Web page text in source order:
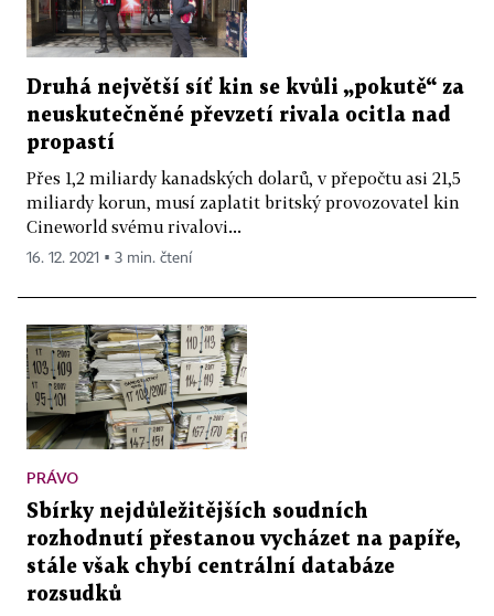
Druhá největší síť kin se kvůli „pokutě“ za
neuskutečněné převzetí rivala ocitla nad
propastí
Přes 1,2 miliardy kanadských dolarů, v přepočtu asi 21,5
miliardy korun, musí zaplatit britský provozovatel kin
Cineworld svému rivalovi...
16. 12. 2021 ▪ 3 min. čtení
PRÁVO
Sbírky nejdůležitějších soudních
rozhodnutí přestanou vycházet na papíře,
stále však chybí centrální databáze
rozsudků